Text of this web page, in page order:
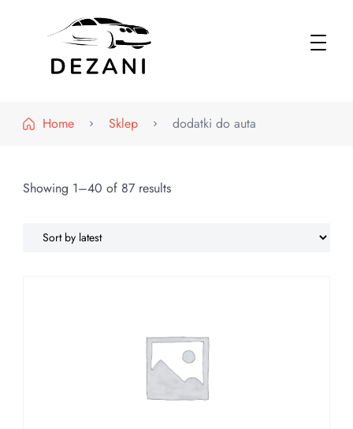
Home
Sklep dodatki do auta
Showing 1–40 of 87 results